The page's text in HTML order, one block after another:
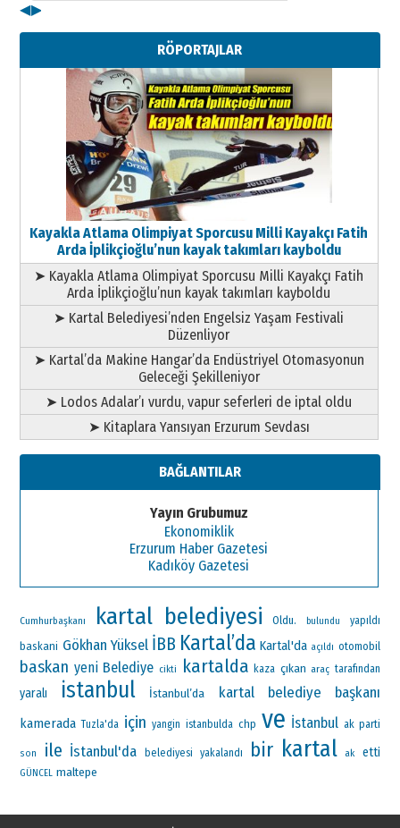
Metin Külünk: Aileyi Korumak
Geleceği Korumaktır
11 Mayıs 2026 Pazartesi
◀▶
RÖPORTAJLAR
Kayakla Atlama Olimpiyat Sporcusu Milli Kayakçı Fatih
Arda İplikçioğlu’nun kayak takımları kayboldu
➤ Kayakla Atlama Olimpiyat Sporcusu Milli Kayakçı Fatih
Arda İplikçioğlu’nun kayak takımları kayboldu
➤ Kartal Belediyesi’nden Engelsiz Yaşam Festivali
Düzenliyor
➤ Kartal’da Makine Hangar’da Endüstriyel Otomasyonun
Geleceği Şekilleniyor
➤ Lodos Adalar’ı vurdu, vapur seferleri de iptal oldu
➤ Kitaplara Yansıyan Erzurum Sevdası
BAĞLANTILAR
Yayın Grubumuz
Ekonomiklik
Erzurum Haber Gazetesi
Kadıköy Gazetesi
Cumhurbaşkanı kartal belediyesi Oldu. bulundu yapıldı
baskani Gökhan Yüksel İBB Kartal’da Kartal'da açıldı otomobil
baskan yeni Belediye cikti kartalda kaza çıkan araç tarafından
yaralı istanbul İstanbul’da kartal belediye başkanı
kamerada Tuzla'da için yangin istanbulda chp ve İstanbul ak parti
son ile İstanbul'da belediyesi yakalandı bir kartal ak etti
GÜNCEL maltepe